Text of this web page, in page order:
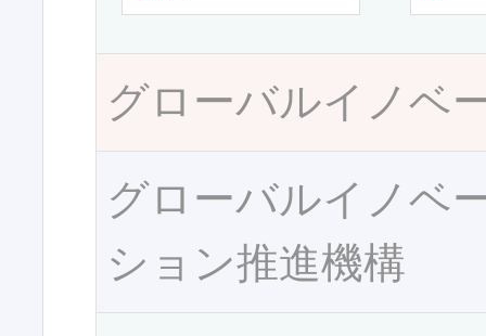
グローバルイノベ
グローバルイノベ
ション推進機構